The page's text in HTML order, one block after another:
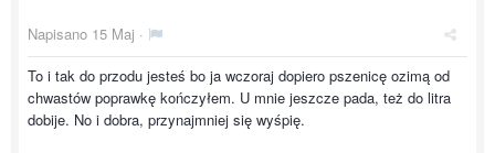
Napisano 15 Maj ·
To i tak do przodu jesteś bo ja wczoraj dopiero pszenicę ozimą od
chwastów poprawkę kończyłem. U mnie jeszcze pada, też do litra
dobije. No i dobra, przynajmniej się wyśpię.